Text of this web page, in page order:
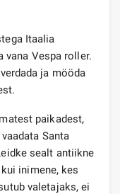
Itaalia
vana Vespa roller.
ja mööda
paikadest,
Santa
sealt antiikne
inimene, kes
valetajaks, ei